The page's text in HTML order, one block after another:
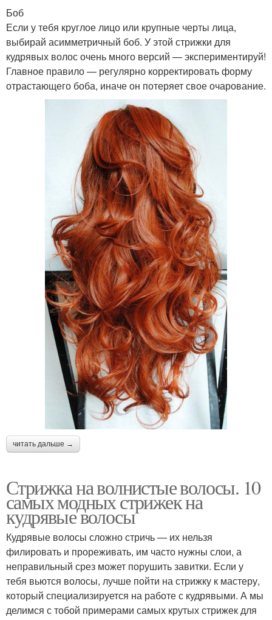
Боб
Если у тебя круглое лицо или крупные черты лица,
выбирай асимметричный боб. У этой стрижки для
кудрявых волос очень много версий — экспериментируй!
Главное правило — регулярно корректировать форму
отрастающего боба, иначе он потеряет свое очарование.
читать дальше →
Стрижка на волнистые волосы. 10
самых модных стрижек на
кудрявые волосы
Кудрявые волосы сложно стричь — их нельзя
филировать и прореживать, им часто нужны слои, а
неправильный срез может порушить завитки. Если у
тебя вьются волосы, лучше пойти на стрижку к мастеру,
который специализируется на работе с кудрявыми. А мы
делимся с тобой примерами самых крутых стрижек для